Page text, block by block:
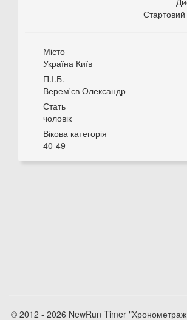
Місто
Україна Київ
П.І.Б.
Верем'єв Олександр
Стать
чоловік
Вікова категорія
40-49
© 2012 - 2026 NewRun Timer "Хронометраж